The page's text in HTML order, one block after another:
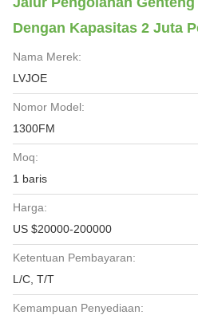
Dengan Kapasitas 2 Juta
Nama Merek:
LVJOE
Nomor Model:
1300FM
Moq:
1 baris
Harga:
US $20000-200000
Ketentuan Pembayaran:
L/C, T/T
Kemampuan Penyediaan: